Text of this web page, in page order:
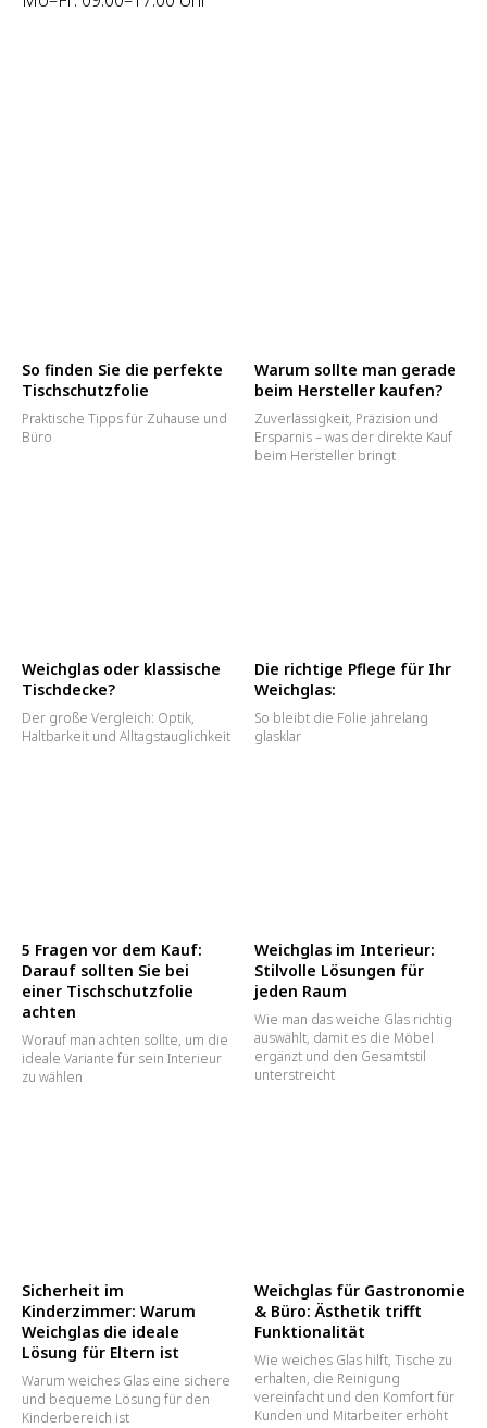
So finden Sie die perfekte
Tischschutzfolie
Praktische Tipps für Zuhause und
Büro
Warum sollte man gerade
beim Hersteller kaufen?
Zuverlässigkeit, Präzision und
Ersparnis – was der direkte Kauf
beim Hersteller bringt
Weichglas oder klassische
Tischdecke?
Der große Vergleich: Optik,
Haltbarkeit und Alltagstauglichkeit
Die richtige Pflege für Ihr
Weichglas:
So bleibt die Folie jahrelang
glasklar
5 Fragen vor dem Kauf:
Darauf sollten Sie bei
einer Tischschutzfolie
achten
Worauf man achten sollte, um die
ideale Variante für sein Interieur
zu wählen
Weichglas im Interieur:
Stilvolle Lösungen für
jeden Raum
Wie man das weiche Glas richtig
auswählt, damit es die Möbel
ergänzt und den Gesamtstil
unterstreicht
Sicherheit im
Kinderzimmer: Warum
Weichglas die ideale
Lösung für Eltern ist
Warum weiches Glas eine sichere
und bequeme Lösung für den
Kinderbereich ist
Weichglas für Gastronomie
& Büro: Ästhetik trifft
Funktionalität
Wie weiches Glas hilft, Tische zu
erhalten, die Reinigung
vereinfacht und den Komfort für
Kunden und Mitarbeiter erhöht